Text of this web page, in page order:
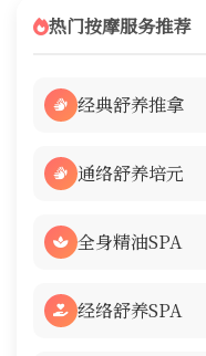
热门按摩服务推荐
经典舒养推拿
通络舒养培元
全身精油SPA
经络舒养SPA